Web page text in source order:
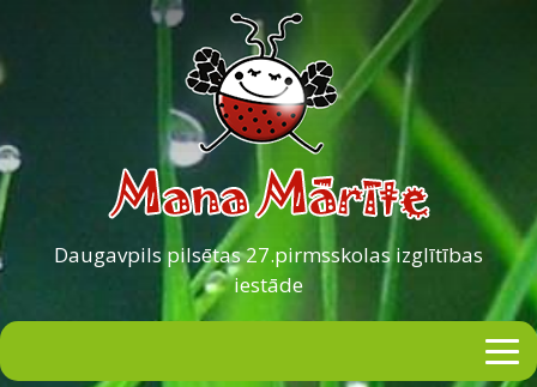
Daugavpils pilsētas27.pirmsskolas izglītības
iestāde